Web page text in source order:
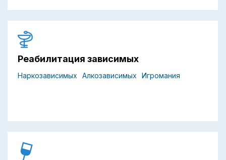
Реабилитация зависимых
Наркозависимых Алкозависимых Игромания